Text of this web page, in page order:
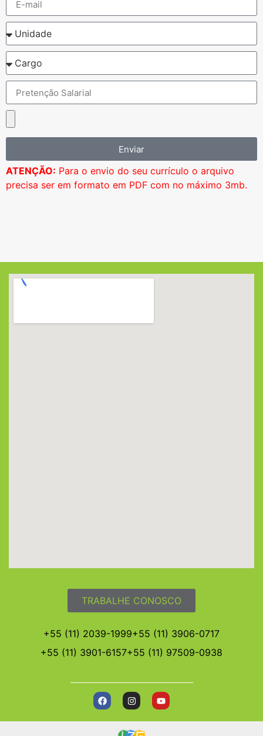
Enviar
ATENÇÃO: Para o envio do seu currículo o arquivo
precisa ser em formato em PDF com no máximo 3mb.
TRABALHE CONOSCO
+55 (11) 2039-1999+55 (11) 3906-0717
+55 (11) 3901-6157+55 (11) 97509-0938